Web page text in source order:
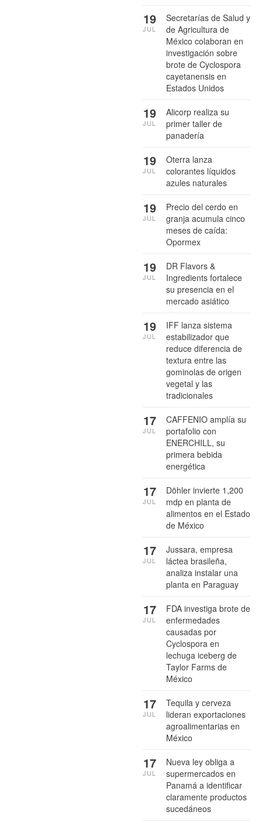
Secretarías de Salud y
de Agricultura de
México colaboran en
investigación sobre
brote de Cyclospora
cayetanensis en
Estados Unidos
19
JUL
Alicorp realiza su
primer taller de
panadería
19
JUL
Oterra lanza
colorantes líquidos
azules naturales
19
JUL
Precio del cerdo en
granja acumula cinco
meses de caída:
Opormex
19
JUL
DR Flavors &
Ingredients fortalece
su presencia en el
mercado asiático
19
JUL
IFF lanza sistema
estabilizador que
reduce diferencia de
textura entre las
gominolas de origen
vegetal y las
tradicionales
19
JUL
CAFFENIO amplía su
portafolio con
ENERCHILL, su
primera bebida
energética
17
JUL
Döhler invierte 1,200
mdp en planta de
alimentos en el Estado
de México
17
JUL
Jussara, empresa
láctea brasileña,
analiza instalar una
planta en Paraguay
17
JUL
FDA investiga brote de
enfermedades
causadas por
Cyclospora en
lechuga iceberg de
Taylor Farms de
México
17
JUL
Tequila y cerveza
lideran exportaciones
agroalimentarias en
México
17
JUL
Nueva ley obliga a
supermercados en
Panamá a identificar
claramente productos
sucedáneos
17
JUL